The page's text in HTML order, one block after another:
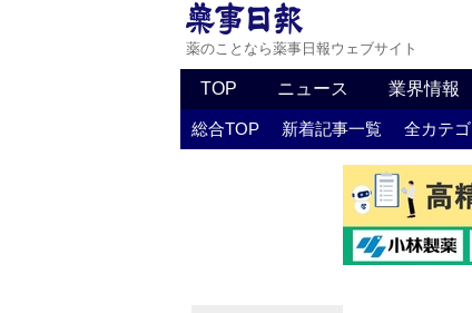
薬のことなら薬事日報ウェブサイト
TOP ニュース 業界情報
総合TOP 新着記事一覧 全カテ